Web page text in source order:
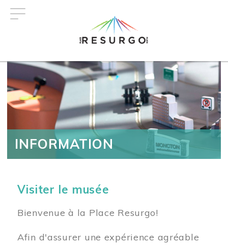
INFORMATION
Visiter le musée
Bienvenue à la Place Resurgo!
Afin d'assurer une expérience agréable